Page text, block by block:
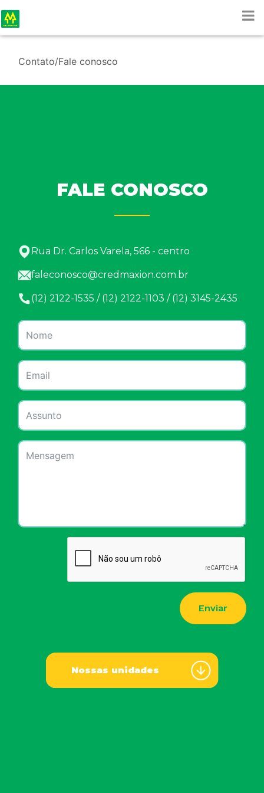
Contato/Fale conosco
FALE CONOSCO
Rua Dr. Carlos Varela, 566 - centro
faleconosco@credmaxion.com.br
(12) 2122-1535 / (12) 2122-1103 / (12) 3145-2435
Enviar
Nossas unidades